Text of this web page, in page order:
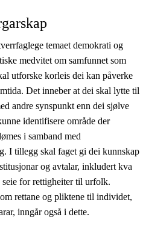
temaet demokrati og
medvitet om samfunnet som
utforske korleis dei kan påverke
Det inneber at dei skal lytte til
andre synspunkt enn dei sjølve
identifisere område der
i samband med
I tillegg skal faget gi dei kunnskap
og avtalar, inkludert kva
seie for rettigheiter til urfolk.
rettane og pliktene til individet,
inngår også i dette.